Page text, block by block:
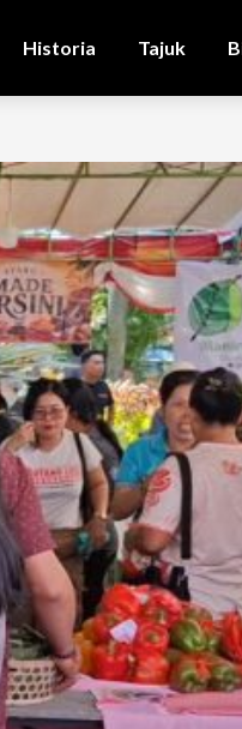
Historia Tajuk